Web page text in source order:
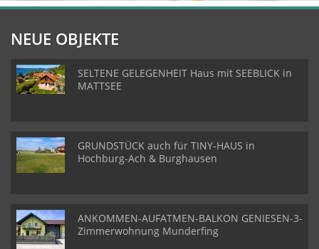
NEUE OBJEKTE
SELTENE GELEGENHEIT Haus mit SEEBLICK in
MATTSEE
GRUNDSTÜCK auch für TINY-HAUS in
Hochburg-Ach & Burghausen
ANKOMMEN-AUFATMEN-BALKON GENIESEN-3-
Zimmerwohnung Munderfing